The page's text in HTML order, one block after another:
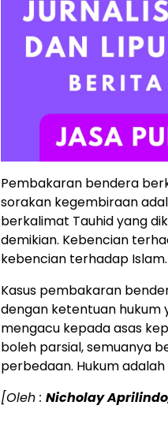
Pembakaran bendera
sorakan kegembiraan
berkalimat Tauhid yang
demikian. Kebencian
kebencian terhadap Islam.
Kasus pembakaran
dengan ketentuan hukum
mengacu kepada asas
boleh parsial, semuanya
perbedaan. Hukum
[Oleh : Nicholay Aprilindo